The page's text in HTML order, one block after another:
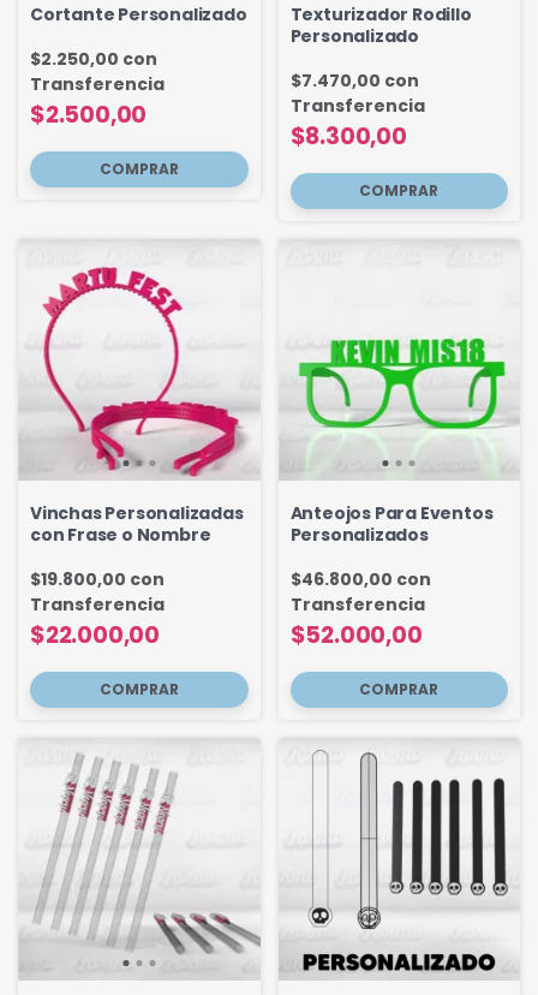
Cortante Personalizado
$2.500,00
$2.250,00 con
Transferencia
COMPRAR
Texturizador Rodillo
Personalizado
$8.300,00
$7.470,00 con
Transferencia
Vinchas Personalizadas
con Frase o Nombre
$22.000,00
$19.800,00 con
Transferencia
COMPRAR
Anteojos Para Eventos
Personalizados
$52.000,00
$46.800,00 con
Transferencia
COMPRAR